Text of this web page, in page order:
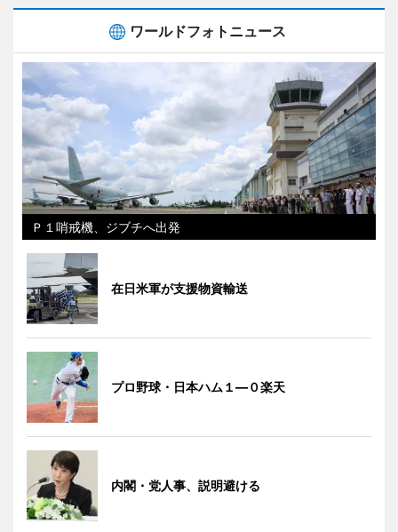
ワールドフォトニュース
Ｐ１哨戒機、ジブチへ出発
在日米軍が支援物資輸送
プロ野球・日本ハム１―０楽天
内閣・党人事、説明避ける